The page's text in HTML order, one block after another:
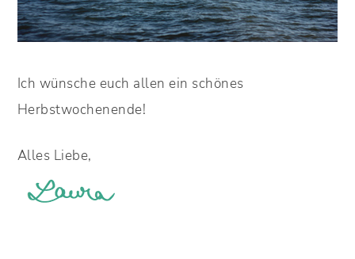
Ich wünsche euch allen ein schönes
Herbstwochenende!
Alles Liebe,